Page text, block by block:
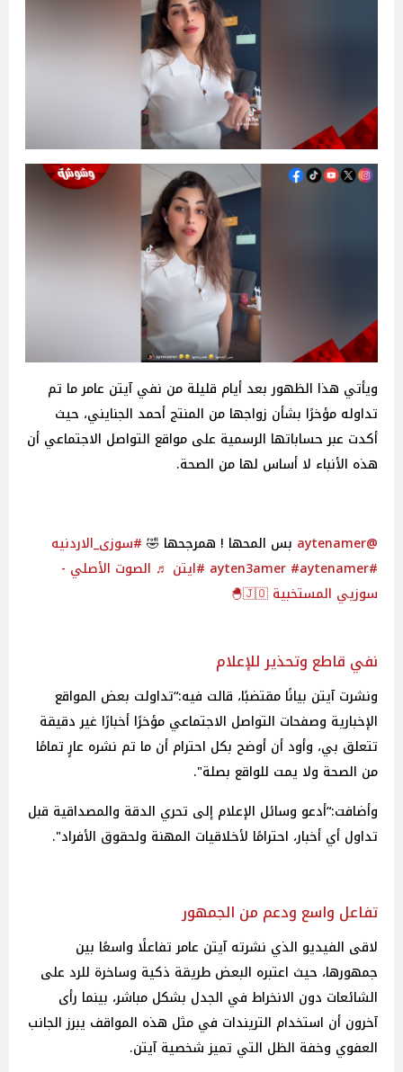
ويأتي هذا الظهور بعد أيام قليلة من نفي آيتن عامر ما تم
تداوله مؤخرًا بشأن زواجها من المنتج أحمد الجنايني، حيث
أكدت عبر حساباتها الرسمية على مواقع التواصل الاجتماعي أن
هذه الأنباء لا أساس لها من الصحة.
@aytenamer بس المحها ! همرجحها 🤣 #سوزى_الاردنيه
#ayten3amer
#aytenamer #ايتن ♬ الصوت الأصلي -
سوزيي المستخبية 🇯🇴🐣
نفي قاطع وتحذير للإعلام
ونشرت آيتن بيانًا مقتضبًا، قالت فيه:“تداولت بعض المواقع
الإخبارية وصفحات التواصل الاجتماعي مؤخرًا أخبارًا غير دقيقة
تتعلق بي، وأود أن أوضح بكل احترام أن ما تم نشره عارٍ تمامًا
من الصحة ولا يمت للواقع بصلة".
وأضافت:“أدعو وسائل الإعلام إلى تحري الدقة والمصداقية قبل
تداول أي أخبار، احترامًا لأخلاقيات المهنة ولحقوق الأفراد".
تفاعل واسع ودعم من الجمهور
لاقى الفيديو الذي نشرته آيتن عامر تفاعلًا واسعًا بين
جمهورها، حيث اعتبره البعض طريقة ذكية وساخرة للرد على
الشائعات دون الانخراط في الجدل بشكل مباشر، بينما رأى
آخرون أن استخدام التريندات في مثل هذه المواقف يبرز الجانب
العفوي وخفة الظل التي تميز شخصية آيتن.